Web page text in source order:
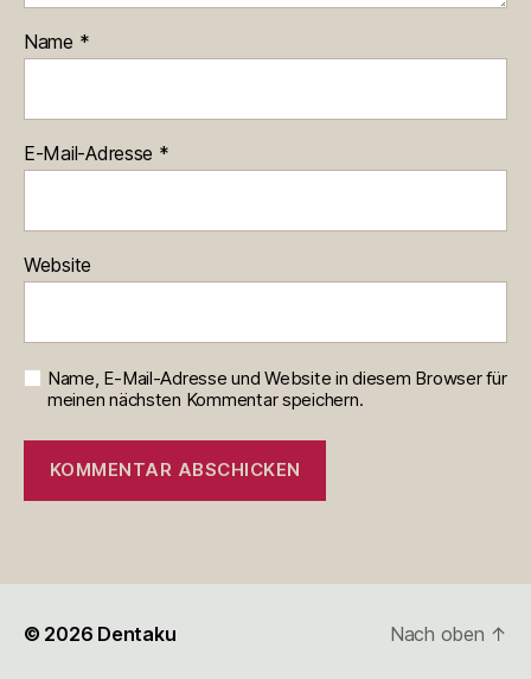
Name *
E-Mail-Adresse *
Website
Name, E-Mail-Adresse und Website in diesem Browser für
meinen nächsten Kommentar speichern.
© 2026 Dentaku Nach oben ↑